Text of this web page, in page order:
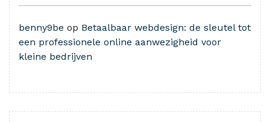
benny9be op Betaalbaar webdesign: de sleutel tot
een professionele online aanwezigheid voor
kleine bedrijven